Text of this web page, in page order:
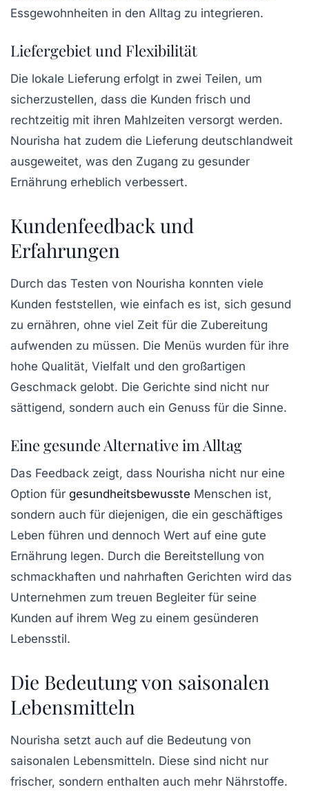
Essgewohnheiten in den Alltag zu integrieren.
Liefergebiet und Flexibilität
Die lokale Lieferung erfolgt in zwei Teilen, um
sicherzustellen, dass die Kunden frisch und
rechtzeitig mit ihren Mahlzeiten versorgt werden.
Nourisha hat zudem die Lieferung deutschlandweit
ausgeweitet, was den Zugang zu gesunder
Ernährung erheblich verbessert.
Kundenfeedback und
Erfahrungen
Durch das Testen von Nourisha konnten viele
Kunden feststellen, wie einfach es ist, sich gesund
zu ernähren, ohne viel Zeit für die Zubereitung
aufwenden zu müssen. Die Menüs wurden für ihre
hohe Qualität, Vielfalt und den großartigen
Geschmack gelobt. Die Gerichte sind nicht nur
sättigend, sondern auch ein Genuss für die Sinne.
Eine gesunde Alternative im Alltag
Das Feedback zeigt, dass Nourisha nicht nur eine
Option für gesundheitsbewusste Menschen ist,
sondern auch für diejenigen, die ein geschäftiges
Leben führen und dennoch Wert auf eine gute
Ernährung legen. Durch die Bereitstellung von
schmackhaften und nahrhaften Gerichten wird das
Unternehmen zum treuen Begleiter für seine
Kunden auf ihrem Weg zu einem gesünderen
Lebensstil.
Die Bedeutung von saisonalen
Lebensmitteln
Nourisha setzt auch auf die Bedeutung von
saisonalen Lebensmitteln. Diese sind nicht nur
frischer, sondern enthalten auch mehr Nährstoffe.